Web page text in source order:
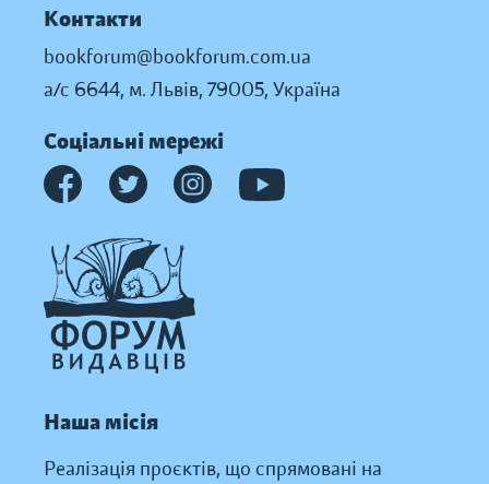
Контакти
bookforum@bookforum.com.ua
а/с 6644, м. Львів, 79005, Україна
Соціальні мережі
Наша місія
Реалізація проєктів, що спрямовані на